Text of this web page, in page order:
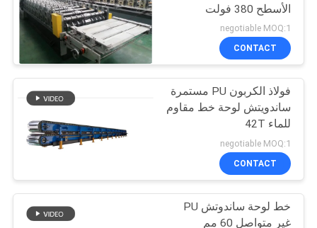
اطلب
اقتباس
خريطة
الموقع
PRIVACY
POLICY
الأسطح 380 فولت
negotiable MOQ:1
CONTACT
فولاذ الكربون PU مستمرة
ساندويتش لوحة خط مقاوم
للماء 42T
negotiable MOQ:1
CONTACT
خط لوحة ساندوتش PU
غير متواصل 60 مم